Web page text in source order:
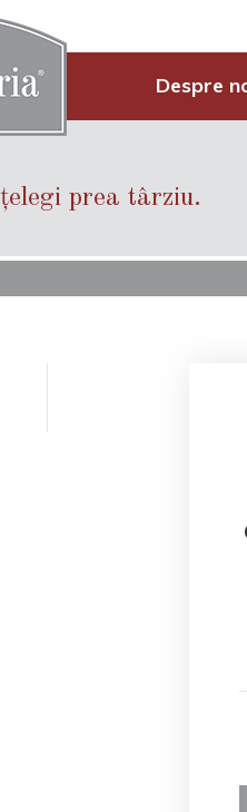
Despre
prea târziu.